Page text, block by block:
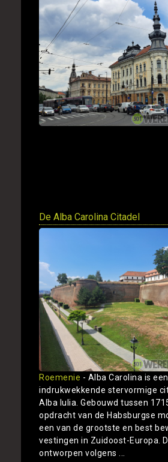
De Alba Carolina Citadel
Roemenie - Alba Carolina is een
indrukwekkende stervormige
Alba Iulia. Gebouwd tussen
opdracht van de Habsburgse
een van de grootste en best
vestingen in Zuidoost-Europa.
ontworpen volgens ...